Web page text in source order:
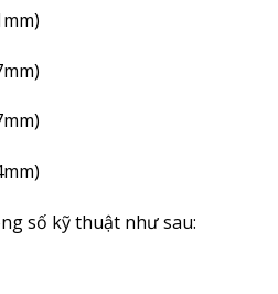
số kỹ thuật như sau: